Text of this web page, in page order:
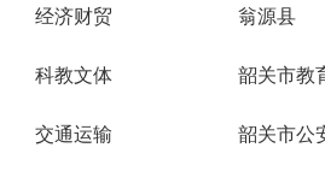
经济财贸 翁源县
科教文体 韶关市教
交通运输 韶关市公